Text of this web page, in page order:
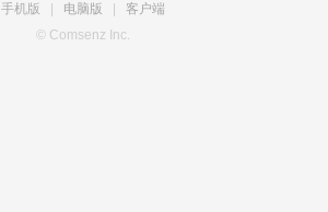
手机版
电脑版
客户端
© Comsenz Inc.